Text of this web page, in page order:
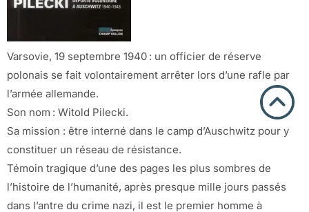
Varsovie, 19 septembre 1940 : un officier de réserve
polonais se fait volontairement arrêter lors d’une rafle par
l’armée allemande.
Son nom : Witold Pilecki.
Sa mission : être interné dans le camp d’Auschwitz pour y
constituer un réseau de résistance.
Témoin tragique d’une des pages les plus sombres de
l’histoire de l’humanité, après presque mille jours passés
dans l’antre du crime nazi, il est le premier homme à